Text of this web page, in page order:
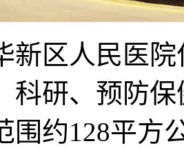
新区人民医
科研、预防
围约128平方